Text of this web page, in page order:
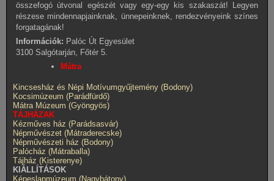
összefogó útvonal egészét vagy egy-egy kis szakaszát! Legyen
részese mindennapjainknak, ünnepeinknek, rendezvényeink színes
forgatagának!
Információk: Palóc Út Egyesület
3100 Salgótarján, Főtér 5.
Mátra
Kincsesház és Népi Motívumgyűjtemény (Bodony)
Kocsimúzeum (Parádfürdő)
Mátra Múzeum (Gyöngyös)
TÁJHÁZAK
Kézműves ház (Parádsasvár)
Népművészet (Mátraderecske)
Népművészeti ház (Bodony)
Palócház (Mátraballa)
Tájház (Kisterenye)
KIÁLLÍTÁSOK
Képeslapmúzeum (Nagybátony)